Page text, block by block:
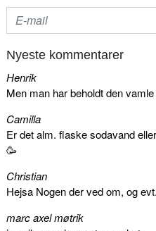
Nyeste kommentarer
Henrik
Men man har beholdt den
Camilla
Er det alm. flaske sodavand
🥳
Christian
Hejsa Nogen der ved om, og
marc axel møtrik